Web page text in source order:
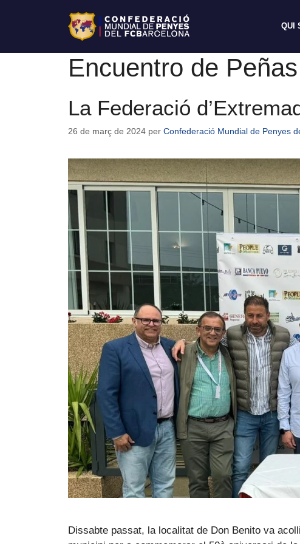
QUI
Encuentro de Peñas
La Federació
26 de març de 2024 per Confederació Mundial de Penyes
Dissabte passat, la localitat de Don Benito va